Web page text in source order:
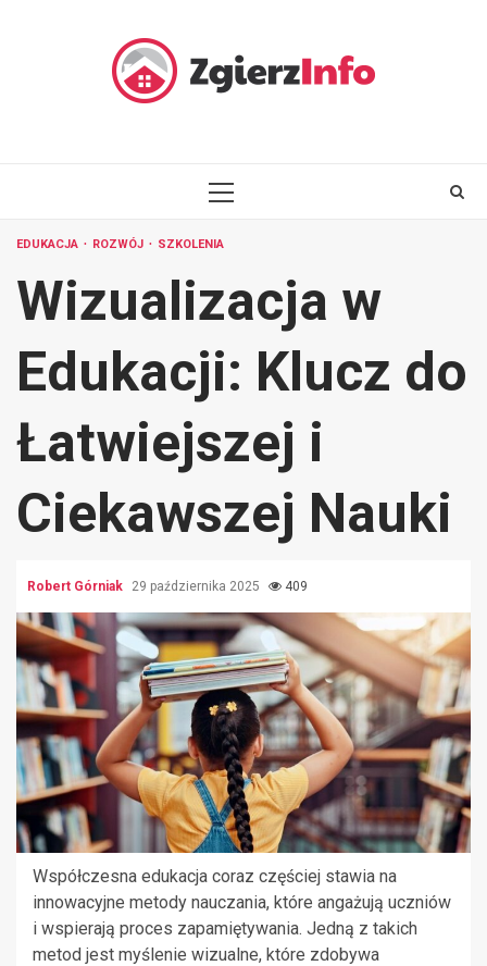
PRIMARY
EDUKACJA ROZWÓJ SZKOLENIA
Wizualizacja w
Edukacji: Klucz do
Łatwiejszej i
Ciekawszej Nauki
Robert Górniak 29 października 2025 409
Współczesna edukacja coraz częściej stawia na
innowacyjne metody nauczania, które angażują uczniów
i wspierają proces zapamiętywania. Jedną z takich
metod jest myślenie wizualne, które zdobywa